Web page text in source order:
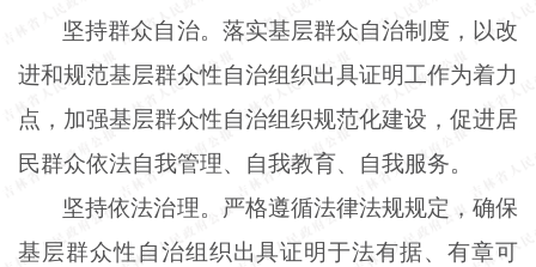
坚持群众自治。落实基层群众自治制度，以改
进和规范基层群众性自治组织出具证明工作为着力
点，加强基层群众性自治组织规范化建设，促进居
民群众依法自我管理、自我教育、自我服务。
坚持依法治理。严格遵循法律法规规定，确保
基层群众性自治组织出具证明于法有据、有章可